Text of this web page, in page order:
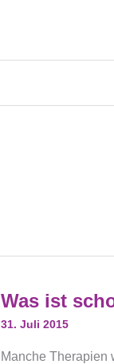
Was ist
31. Juli 2015
Manche Therapien
Was
Ist
Absurd?